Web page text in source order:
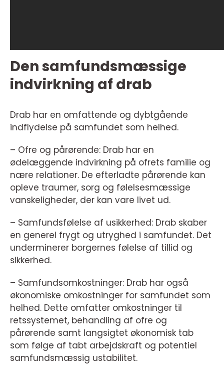
Den samfundsmæssige
indvirkning af drab
Drab har en omfattende og dybtgående
indflydelse på samfundet som helhed.
– Ofre og pårørende: Drab har en
ødelæggende indvirkning på ofrets familie og
nære relationer. De efterladte pårørende kan
opleve traumer, sorg og følelsesmæssige
vanskeligheder, der kan vare livet ud.
– Samfundsfølelse af usikkerhed: Drab skaber
en generel frygt og utryghed i samfundet. Det
underminerer borgernes følelse af tillid og
sikkerhed.
– Samfundsomkostninger: Drab har også
økonomiske omkostninger for samfundet som
helhed. Dette omfatter omkostninger til
retssystemet, behandling af ofre og
pårørende samt langsigtet økonomisk tab
som følge af tabt arbejdskraft og potentiel
samfundsmæssig ustabilitet.